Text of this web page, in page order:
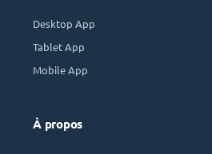
Desktop App
Tablet App
Mobile App
À propos